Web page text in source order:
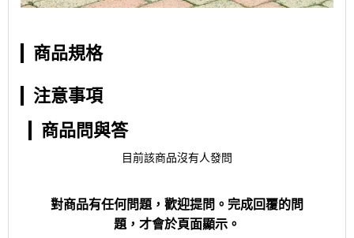
商品規格
注意事項
商品問與答
目前該商品沒有人發問
對商品有任何問題，歡迎提問。完成回覆的問
題，才會於頁面顯示。